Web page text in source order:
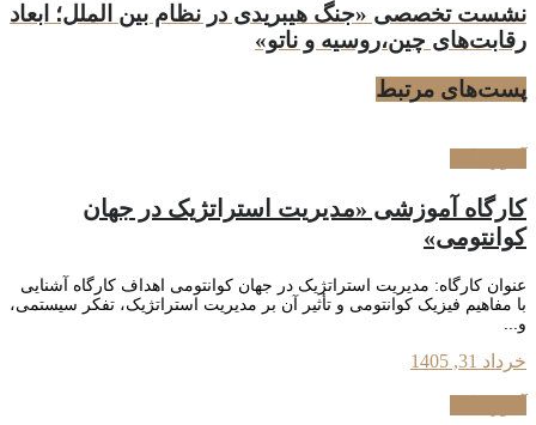
نشست تخصصی «جنگ هیبریدی در نظام بین الملل؛ ابعاد
رقابت‌های چین،روسیه و ناتو»
پست‌های مرتبط
کارگاه آموزشی «مدیریت استراتژیک در جهان
کوانتومی»
عنوان کارگاه: مدیریت استراتژیک در جهان کوانتومی اهداف کارگاه آشنایی
با مفاهیم فیزیک کوانتومی و تأثیر آن بر مدیریت استراتژیک، تفکر سیستمی،
و...
خرداد 31, 1405